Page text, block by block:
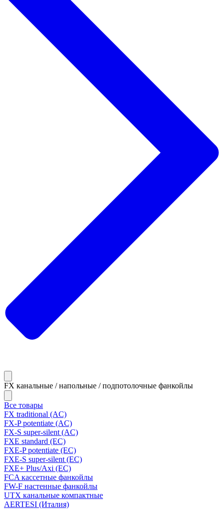
FX канальные / напольные / подпотолочные фанкойлы
Все товары
FX traditional (AC)
FX-P potentiate (AC)
FX-S super-silent (AC)
FXE standard (EC)
FXE-P potentiate (EC)
FXE-S super-silent (EC)
FXE+ Plus/Axi (EC)
FCA кассетные фанкойлы
FW-F настенные фанкойлы
UTX канальные компактные
AERTESI (Италия)